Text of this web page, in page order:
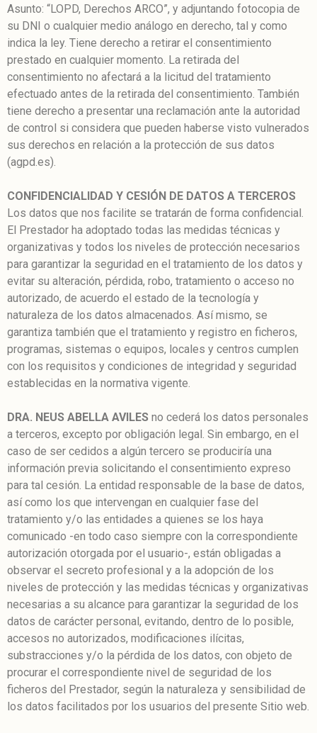
Asunto: “LOPD, Derechos ARCO”, y adjuntando fotocopia de
su DNI o cualquier medio análogo en derecho, tal y como
indica la ley. Tiene derecho a retirar el consentimiento
prestado en cualquier momento. La retirada del
consentimiento no afectará a la licitud del tratamiento
efectuado antes de la retirada del consentimiento. También
tiene derecho a presentar una reclamación ante la autoridad
de control si considera que pueden haberse visto vulnerados
sus derechos en relación a la protección de sus datos
(agpd.es).
CONFIDENCIALIDAD Y CESIÓN DE DATOS A TERCEROS
Los datos que nos facilite se tratarán de forma confidencial.
El Prestador ha adoptado todas las medidas técnicas y
organizativas y todos los niveles de protección necesarios
para garantizar la seguridad en el tratamiento de los datos y
evitar su alteración, pérdida, robo, tratamiento o acceso no
autorizado, de acuerdo el estado de la tecnología y
naturaleza de los datos almacenados. Así mismo, se
garantiza también que el tratamiento y registro en ficheros,
programas, sistemas o equipos, locales y centros cumplen
con los requisitos y condiciones de integridad y seguridad
establecidas en la normativa vigente.
DRA. NEUS ABELLA AVILES no cederá los datos personales
a terceros, excepto por obligación legal. Sin embargo, en el
caso de ser cedidos a algún tercero se produciría una
información previa solicitando el consentimiento expreso
para tal cesión. La entidad responsable de la base de datos,
así como los que intervengan en cualquier fase del
tratamiento y/o las entidades a quienes se los haya
comunicado -en todo caso siempre con la correspondiente
autorización otorgada por el usuario-, están obligadas a
observar el secreto profesional y a la adopción de los
niveles de protección y las medidas técnicas y organizativas
necesarias a su alcance para garantizar la seguridad de los
datos de carácter personal, evitando, dentro de lo posible,
accesos no autorizados, modificaciones ilícitas,
substracciones y/o la pérdida de los datos, con objeto de
procurar el correspondiente nivel de seguridad de los
ficheros del Prestador, según la naturaleza y sensibilidad de
los datos facilitados por los usuarios del presente Sitio web.